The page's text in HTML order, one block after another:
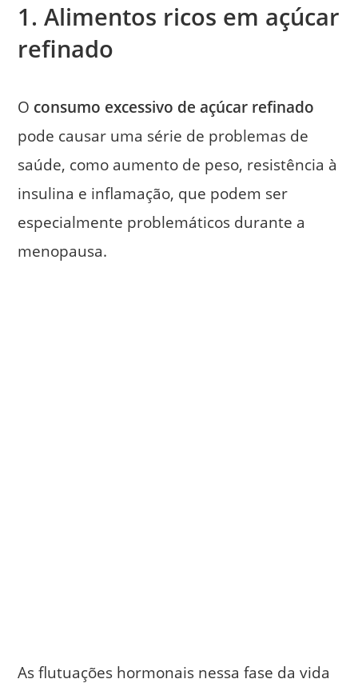
1. Alimentos ricos em açúcar
refinado
O consumo excessivo de açúcar refinado
pode causar uma série de problemas de
saúde, como aumento de peso, resistência à
insulina e inflamação, que podem ser
especialmente problemáticos durante a
menopausa.
As flutuações hormonais nessa fase da vida